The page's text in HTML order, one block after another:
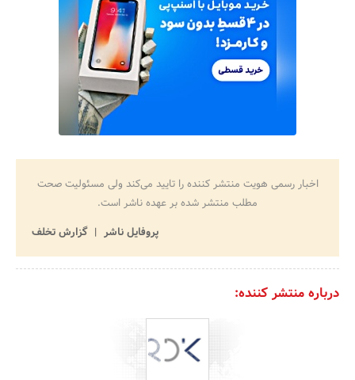
اخبار رسمی هویت منتشر کننده را تایید می‌کند ولی مسئولیت صحت
مطلب منتشر شده بر عهده ناشر است.
پروفایل ناشر
گزارش تخلف
درباره منتشر کننده: